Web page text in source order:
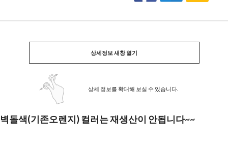
상세정보 새창 열기
상세 정보를 확대해 보실 수 있습니다.
벽돌색(기존오렌지) 컬러는 재생산이 안됩니다~~